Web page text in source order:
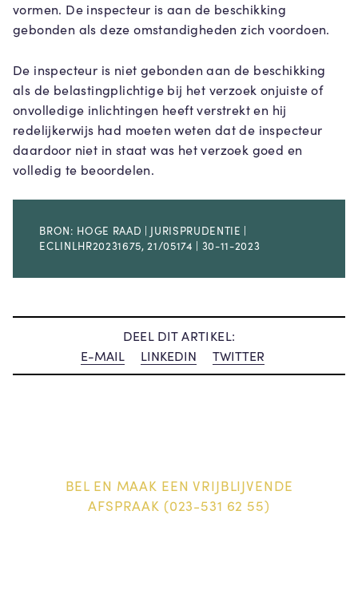
vormen. De inspecteur is aan de beschikking
gebonden als deze omstandigheden zich voordoen.
De inspecteur is niet gebonden aan de beschikking
als de belastingplichtige bij het verzoek onjuiste of
onvolledige inlichtingen heeft verstrekt en hij
redelijkerwijs had moeten weten dat de inspecteur
daardoor niet in staat was het verzoek goed en
volledig te beoordelen.
BRON: HOGE RAAD | JURISPRUDENTIE |
ECLINLHR20231675, 21/05174 | 30-11-2023
DEEL DIT ARTIKEL:
E-MAIL
LINKEDIN TWITTER
BEL EN MAAK EEN VRIJBLIJVENDE
AFSPRAAK (023-531 62 55)